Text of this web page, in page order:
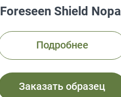
Foreseen Shield Nopal
Подробнее
Заказать образец